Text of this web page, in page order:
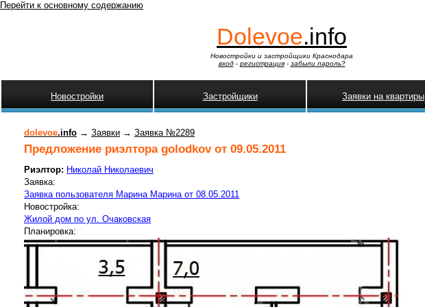
Перейти к основному содержанию
Dolevoe.info
Новостройки и застройщики Краснодара
вход- регистрация- забыли пароль?
Новостройки Застройщики Заявки на квартиры
dolevoe.info → Заявки → Заявка №2289
Предложение риэлтора golodkov от 09.05.2011
Риэлтор: Николай Николаевич
Заявка:
Заявка пользователя Марина Марина от 08.05.2011
Новостройка:
Жилой дом по ул. Очаковская
Планировка: